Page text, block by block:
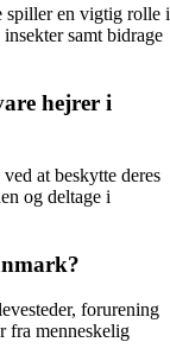
spiller en vigtig rolle i
samt bidrage
hejrer i
at beskytte deres
og deltage i
forurening
fra menneskelig